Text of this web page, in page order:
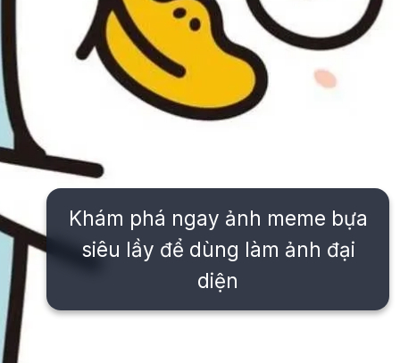
Khám phá ngay ảnh meme bựa
siêu lầy để dùng làm ảnh đại
diện